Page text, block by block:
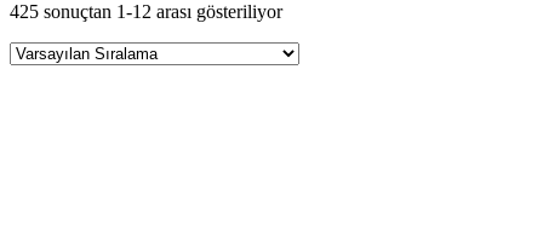
425 sonuçtan 1-12 arası gösteriliyor